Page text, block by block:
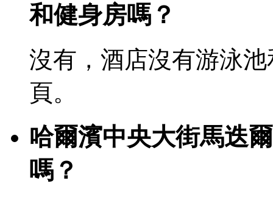
和健身房嗎？
沒有，酒店沒有游泳
頁。
哈爾濱中央大街馬迭
嗎？